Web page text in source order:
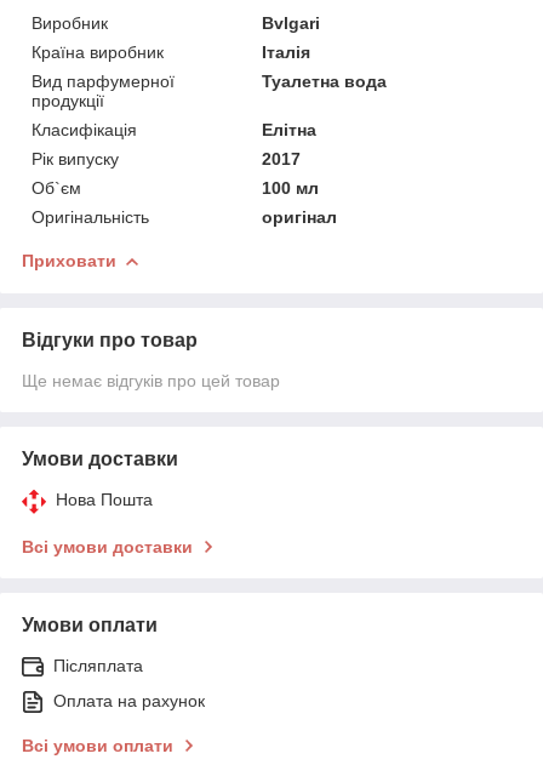
Виробник
Bvlgari
Країна виробник
Італія
Вид парфумерної
продукції
Туалетна вода
Класифікація
Елітна
Рік випуску
2017
Об`єм
100 мл
Оригінальність
оригінал
Приховати
Відгуки про товар
Ще немає відгуків про цей товар
Умови доставки
Нова Пошта
Всі умови доставки
Умови оплати
Післяплата
Оплата на рахунок
Всі умови оплати